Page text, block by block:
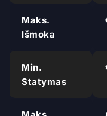
Maks.
Išmoka
Min.
Statymas